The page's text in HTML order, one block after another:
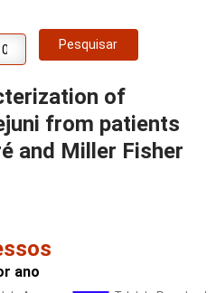
of
from patients
and Miller Fisher
ano